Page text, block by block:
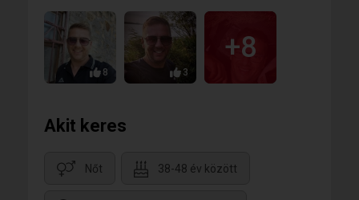
8 3
+8
Akit keres
Nőt 38-48 év között